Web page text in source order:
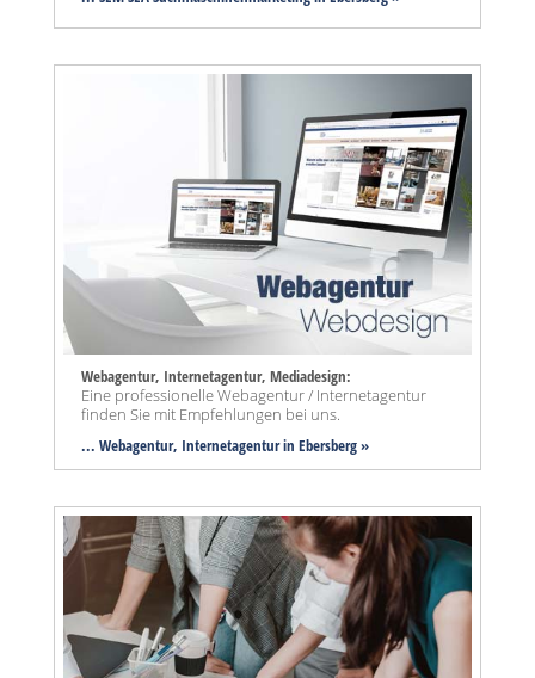
Webagentur, Internetagentur, Mediadesign:
Eine professionelle Webagentur / Internetagentur
finden Sie mit Empfehlungen bei uns.
... Webagentur, Internetagentur in Ebersberg »